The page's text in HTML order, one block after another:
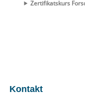
Zertifikatskurs
Kontakt